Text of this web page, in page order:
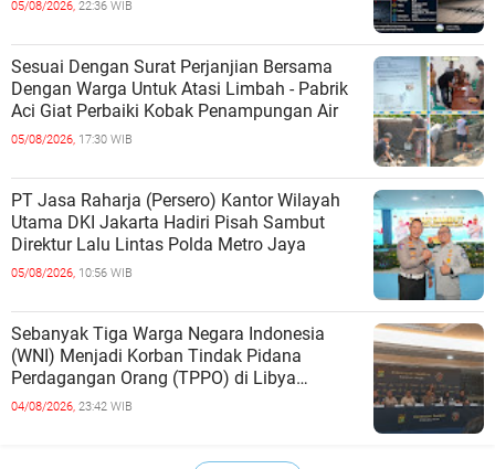
05/08/2026, 22:36 WIB
Sesuai Dengan Surat Perjanjian Bersama
Dengan Warga Untuk Atasi Limbah - Pabrik
Aci Giat Perbaiki Kobak Penampungan Air
05/08/2026, 17:30 WIB
PT Jasa Raharja (Persero) Kantor Wilayah
Utama DKI Jakarta Hadiri Pisah Sambut
Direktur Lalu Lintas Polda Metro Jaya
05/08/2026, 10:56 WIB
Sebanyak Tiga Warga Negara Indonesia
(WNI) Menjadi Korban Tindak Pidana
Perdagangan Orang (TPPO) di Libya
Berhasil Dipulangkan Ke - Indonesia. Mereka
04/08/2026, 23:42 WIB